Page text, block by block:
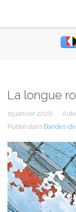
La longue
19 janvier 2026
Publié dans Bandes-